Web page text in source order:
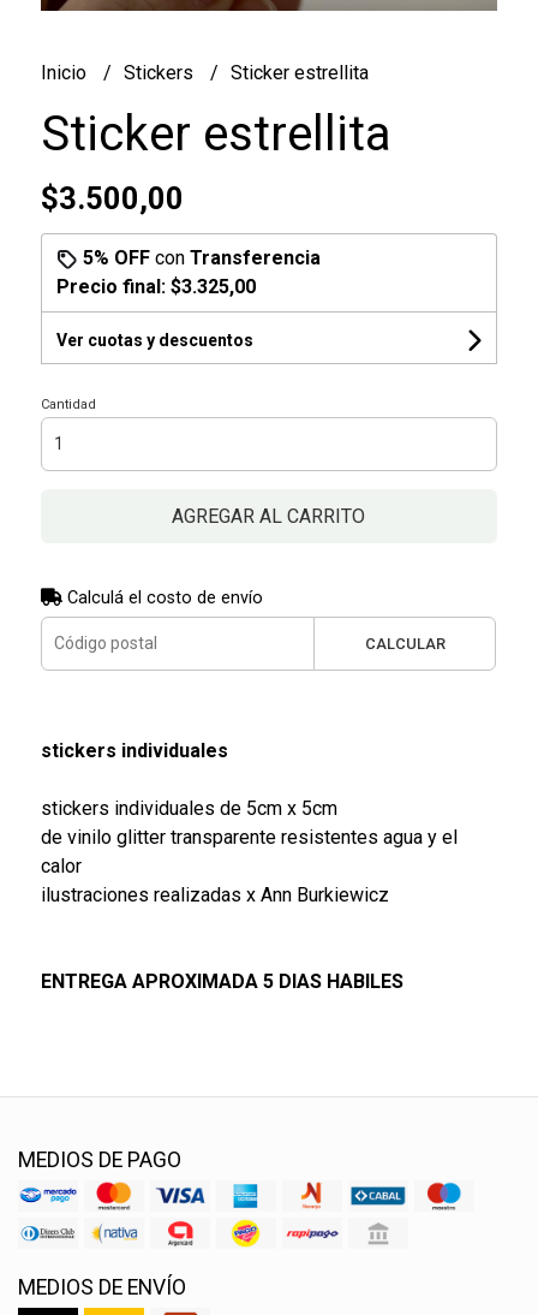
Inicio Stickers Sticker estrellita
Sticker estrellita
$3.500,00
5% OFFcon Transferencia
Precio final: $3.325,00
Ver cuotas y descuentos
Cantidad
AGREGAR AL CARRITO
Calculá el costo de envío
CALCULAR
stickers individuales
stickers individuales de 5cm x 5cm
de vinilo glitter transparente resistentes agua y el
calor
ilustraciones realizadas x Ann Burkiewicz
ENTREGA APROXIMADA 5 DIAS HABILES
MEDIOS DE PAGO
MEDIOS DE ENVÍO